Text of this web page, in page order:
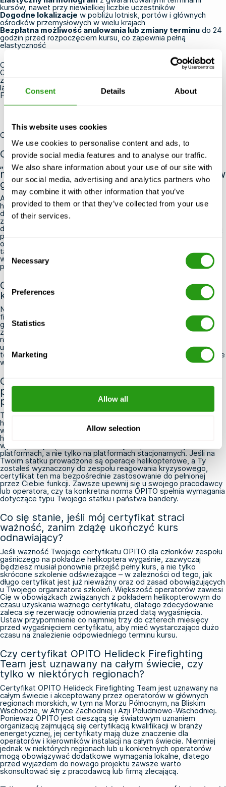
Consent Details About
This website uses cookies
We use cookies to personalise content and ads, to
provide social media features and to analyse our traffic.
We also share information about your use of our site with
our social media, advertising and analytics partners who
may combine it with other information that you’ve
provided to them or that they’ve collected from your use
of their services.
Consent
Selection
Necessary
Preferences
Statistics
Marketing
Allow all
Allow selection
kursów, nawet przy niewielkiej liczbie uczestników
Dogodne lokalizacje w pobliżu lotnisk, portów i głównych
ośrodków przemysłowych w wielu krajach
Bezpłatna możliwość anulowania lub zmiany terminu do 24
godzin przed rozpoczęciem kursu, co zapewnia pełną
elastyczność
Chcesz zdobyć certyfikat? Zapoznaj się z naszą ofertą kursów
OPITO dotyczących lądowisk dla helikopterów i już dziś
zarezerwuj szkolenie OPITO dla zespołów gaśniczych na
lądowiskach dla helikopterów. Masz pytania? Skontaktuj się z
FMTC Safety, a nasz zespół chętnie Ci pomoże.
Często zadawane pytania
Czy przed przystąpieniem do kursu OPITO
„Zespół gaśniczy na pokładzie śmigłowca”
muszę posiadać wcześniejsze doświadczenie w
gaszeniu pożarów?
Aby zapisać się na kurs OPITO „Zespół gaśniczy na pokładzie
helikopterowym”, nie jest wymagane wcześniejsze
doświadczenie w gaszeniu pożarów. Program kursu obejmuje
zarówno podstawową wiedzę, jak i praktyczne umiejętności,
dzięki czemu jest odpowiedni dla osób, które dopiero zaczynają
pracę na pokładzie helikopterowym. Należy jednak posiadać
odpowiednie uprawnienia z zakresu bezpieczeństwa na morzu,
takie jak BOSIET lub FOET, ponieważ większość operatorów
wymaga ich jako warunku wstępnego przed przydzieleniem
personelu do zadań na pokładzie helikopterowym.
Co należy założyć lub zabrać ze sobą w dniu
kursu?
Należy założyć wygodną odzież odpowiednią do aktywności
fizycznej, ponieważ kurs obejmuje praktyczne ćwiczenia
gaśnicze i ratownicze. Większość ośrodków szkoleniowych
zapewnia niezbędny sprzęt ochrony osobistej (PPE), taki jak
rękawice i hełmy strażackie, ale warto to wcześniej potwierdzić
u organizatora. Należy zabrać ze sobą ważny dokument
tożsamości ze zdjęciem, potwierdzenie rezerwacji oraz wszelkie
wymagane certyfikaty, o które poprosił ośrodek szkoleniowy.
Czy mogę wziąć udział w tym kursie, jeśli
pracuję na statku, a nie na stacjonarnej
platformie wiertniczej?
Tak, kurs OPITO „Zespół gaśniczy na lądowisku dla
helikopterów” jest przeznaczony dla personelu pracującego na
wszelkich obiektach morskich wyposażonych w lądowisko dla
helikopterów, w tym na pływających jednostkach
wydobywczych, statkach wiertniczych i półzanurzalnych
platformach, a nie tylko na platformach stacjonarnych. Jeśli na
Twoim statku prowadzone są operacje helikopterowe, a Ty
zostałeś wyznaczony do zespołu reagowania kryzysowego,
certyfikat ten ma bezpośrednie zastosowanie do pełnionej
przez Ciebie funkcji. Zawsze upewnij się u swojego pracodawcy
lub operatora, czy ta konkretna norma OPITO spełnia wymagania
dotyczące typu Twojego statku i państwa bandery.
Co się stanie, jeśli mój certyfikat straci
ważność, zanim zdążę ukończyć kurs
odnawiający?
Jeśli ważność Twojego certyfikatu OPITO dla członków zespołu
gaśniczego na pokładzie helikoptera wygaśnie, zazwyczaj
będziesz musiał ponownie przejść pełny kurs, a nie tylko
skrócone szkolenie odświeżające – w zależności od tego, jak
długo certyfikat jest już nieważny oraz od zasad obowiązujących
u Twojego organizatora szkoleń. Większość operatorów zawiesi
Cię w obowiązkach związanych z pokładem helikopterowym do
czasu uzyskania ważnego certyfikatu, dlatego zdecydowanie
zaleca się rezerwację odnowienia przed datą wygaśnięcia.
Ustaw przypomnienie co najmniej trzy do czterech miesięcy
przed wygaśnięciem certyfikatu, aby mieć wystarczająco dużo
czasu na znalezienie odpowiedniego terminu kursu.
Czy certyfikat OPITO Helideck Firefighting
Team jest uznawany na całym świecie, czy
tylko w niektórych regionach?
Certyfikat OPITO Helideck Firefighting Team jest uznawany na
całym świecie i akceptowany przez operatorów w głównych
regionach morskich, w tym na Morzu Północnym, na Bliskim
Wschodzie, w Afryce Zachodniej i Azji Południowo-Wschodniej.
Ponieważ OPITO jest cieszącą się światowym uznaniem
organizacją zajmującą się certyfikacją kwalifikacji w branży
energetycznej, jej certyfikaty mają duże znaczenie dla
operatorów i kierowników instalacji na całym świecie. Niemniej
jednak w niektórych regionach lub u konkretnych operatorów
mogą obowiązywać dodatkowe wymagania lokalne, dlatego
przed wyjazdem do nowego projektu zawsze warto
skonsultować się z pracodawcą lub firmą zlecającą.